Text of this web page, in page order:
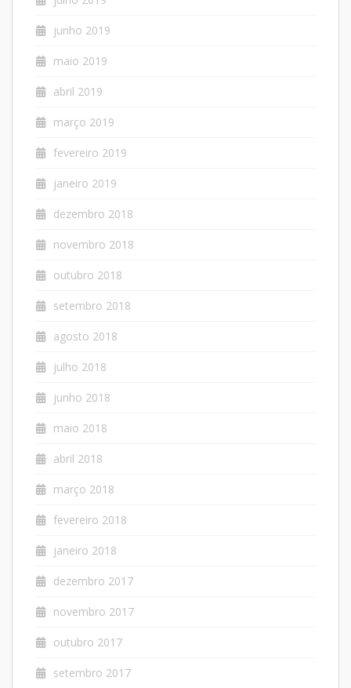
junho 2019
maio 2019
abril 2019
março 2019
fevereiro 2019
janeiro 2019
dezembro 2018
novembro 2018
outubro 2018
setembro 2018
agosto 2018
julho 2018
junho 2018
maio 2018
abril 2018
março 2018
fevereiro 2018
janeiro 2018
dezembro 2017
novembro 2017
outubro 2017
setembro 2017